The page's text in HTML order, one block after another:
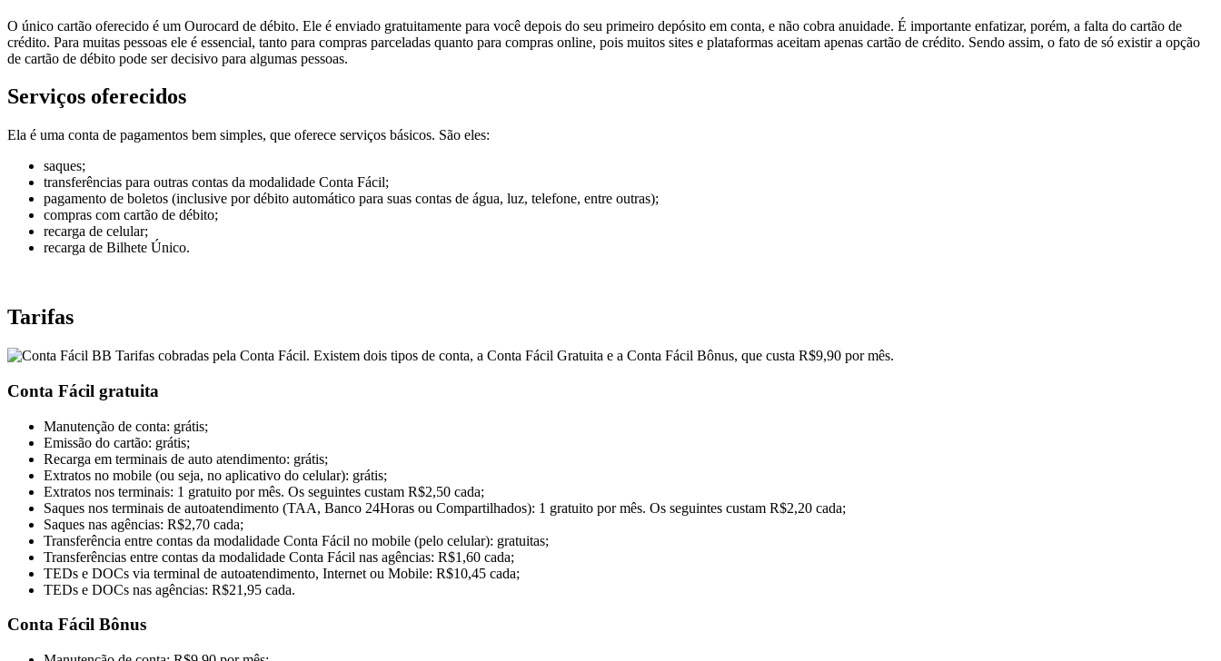
O único cartão oferecido é um Ourocard de débito. Ele é enviado gratuitamente para você depois do seu primeiro depósito em conta, e não cobra anuidade. É importante enfatizar, porém, a falta do cartão de
crédito. Para muitas pessoas ele é essencial, tanto para compras parceladas quanto para compras online, pois muitos sites e plataformas aceitam apenas cartão de crédito. Sendo assim, o fato de só existir a opção
de cartão de débito pode ser decisivo para algumas pessoas.
Serviços oferecidos
Ela é uma conta de pagamentos bem simples, que oferece serviços básicos. São eles:
saques;
transferências para outras contas da modalidade Conta Fácil;
pagamento de boletos (inclusive por débito automático para suas contas de água, luz, telefone, entre outras);
compras com cartão de débito;
recarga de celular;
recarga de Bilhete Único.
Tarifas
Tarifas cobradas pela Conta Fácil. Existem dois tipos de conta, a Conta Fácil Gratuita e a Conta Fácil Bônus, que custa R$9,90 por mês.
Conta Fácil gratuita
Manutenção de conta: grátis;
Emissão do cartão: grátis;
Recarga em terminais de auto atendimento: grátis;
Extratos no mobile (ou seja, no aplicativo do celular): grátis;
Extratos nos terminais: 1 gratuito por mês. Os seguintes custam R$2,50 cada;
Saques nos terminais de autoatendimento (TAA, Banco 24Horas ou Compartilhados): 1 gratuito por mês. Os seguintes custam R$2,20 cada;
Saques nas agências: R$2,70 cada;
Transferência entre contas da modalidade Conta Fácil no mobile (pelo celular): gratuitas;
Transferências entre contas da modalidade Conta Fácil nas agências: R$1,60 cada;
TEDs e DOCs via terminal de autoatendimento, Internet ou Mobile: R$10,45 cada;
TEDs e DOCs nas agências: R$21,95 cada.
Conta Fácil Bônus